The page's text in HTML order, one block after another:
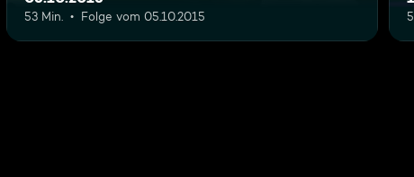
53 Min. Folge vom 05.10.2015